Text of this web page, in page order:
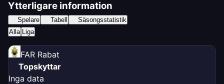
Ytterligare information
Spelare Tabell
Säsongsstatistik
Alla Liga
FAR Rabat
Topskyttar
Inga data